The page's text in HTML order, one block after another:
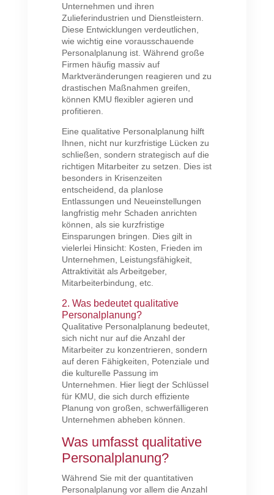
Unternehmen und ihren
Zulieferindustrien und Dienstleistern.
Diese Entwicklungen verdeutlichen,
wie wichtig eine vorausschauende
Personalplanung ist. Während große
Firmen häufig massiv auf
Marktveränderungen reagieren und zu
drastischen Maßnahmen greifen,
können KMU flexibler agieren und
profitieren.
Eine qualitative Personalplanung hilft
Ihnen, nicht nur kurzfristige Lücken zu
schließen, sondern strategisch auf die
richtigen Mitarbeiter zu setzen. Dies ist
besonders in Krisenzeiten
entscheidend, da planlose
Entlassungen und Neueinstellungen
langfristig mehr Schaden anrichten
können, als sie kurzfristige
Einsparungen bringen. Dies gilt in
vielerlei Hinsicht: Kosten, Frieden im
Unternehmen, Leistungsfähigkeit,
Attraktivität als Arbeitgeber,
Mitarbeiterbindung, etc.
2. Was bedeutet qualitative
Personalplanung?
Qualitative Personalplanung bedeutet,
sich nicht nur auf die Anzahl der
Mitarbeiter zu konzentrieren, sondern
auf deren Fähigkeiten, Potenziale und
die kulturelle Passung im
Unternehmen. Hier liegt der Schlüssel
für KMU, die sich durch effiziente
Planung von großen, schwerfälligeren
Unternehmen abheben können.
Was umfasst qualitative
Personalplanung?
Während Sie mit der quantitativen
Personalplanung vor allem die Anzahl